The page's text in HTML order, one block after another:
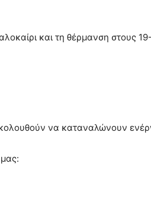
και τη θέρμανση στους
να καταναλώνουν